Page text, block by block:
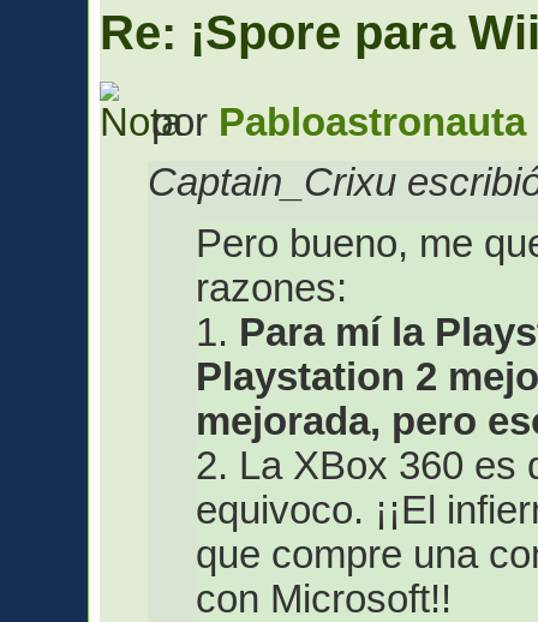
Re: ¡Spore para
por Pabloastronauta
Captain_Crixu
Pero bueno, me
razones:
1. Para mí la
Playstation 2
mejorada, pero
2. La XBox 360 es
equivoco. ¡¡El
que compre una
con Microsoft!!